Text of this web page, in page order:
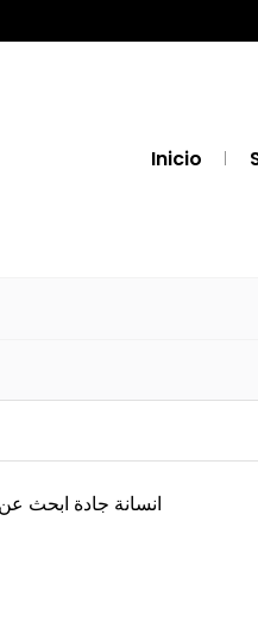
Inicio
انسانة جادة ابحث